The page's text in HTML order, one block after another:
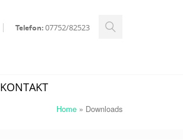
Telefon: 07752/82523
KONTAKT
Home » Downloads